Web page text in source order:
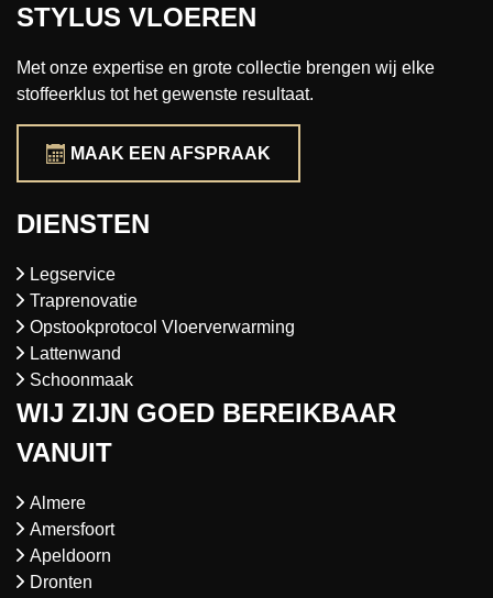
STYLUS VLOEREN
Met onze expertise en grote collectie brengen wij elke
stoffeerklus tot het gewenste resultaat.
MAAK EEN AFSPRAAK
DIENSTEN
Legservice
Traprenovatie
Opstookprotocol Vloerverwarming
Lattenwand
Schoonmaak
WIJ ZIJN GOED BEREIKBAAR
VANUIT
Almere
Amersfoort
Apeldoorn
Dronten